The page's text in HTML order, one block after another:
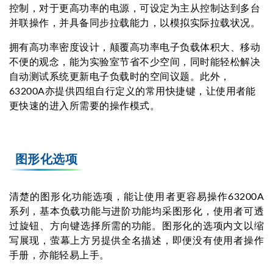
控制，对于更高功率的电源，可设定为主从控制达到多台
并联操作，并具备同步拉载能力，以模拟实际拉载状况。
拥有高功率密度设计，颠覆高功率电子负载体积大、移动
不便的观念，能为实验室节省不少空间，同时能轻松解决
自动测试系统更新电子负载时的空间议题。此外，
63200A亦提供四组自行定义的常用快捷键，让使用者能
更快速的进入所需要的操作模式。
图形化选项
清楚的图形化功能选项，能让使用者更容易操作63200A
系列，基本负载功能与进阶功能均采图形化，使用者可透
过旋钮、方向键选择所需的功能。图形化的选项内文以缩
写展现，萤幕上方另提供全名描述，即便没有使用者操作
手册，亦能轻易上手。